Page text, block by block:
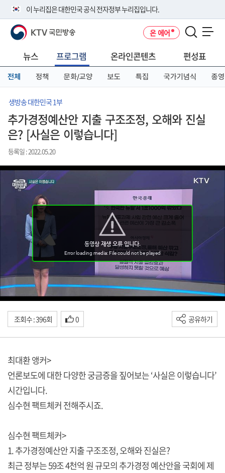
이 누리집은 대한민국 공식 전자정부 누리집입니다.
공식 누리집 주소 확인하기
니다.
이밖에 or.kr 또는 .kr등 다른 도메인 주소를 사용하고 있다면 아래 URL에
서 도메인 주소를 확인해 보세요
KTV 국민방송 온 에어
뉴스 프로그램 온라인콘텐츠 편성표
전체 정책 문화/교양 보도 특집 국가기념식 종영
생방송 대한민국 1부
추가경정예산안 지출 구조조정, 오해와 진실
은? [사실은 이렇습니다]
등록일 : 2022.05.20
조회수 : 396회 0 공유하기
최대환 앵커>
언론보도에 대한 다양한 궁금증을 짚어보는 ‘사실은 이렇습니다’
시간입니다.
심수현 팩트체커 전해주시죠.
심수현 팩트체커>
1. 추가경정예산안 지출 구조조정, 오해와 진실은?
최근 정부는 59조 4천억 원 규모의 추가경정 예산안을 국회에 제